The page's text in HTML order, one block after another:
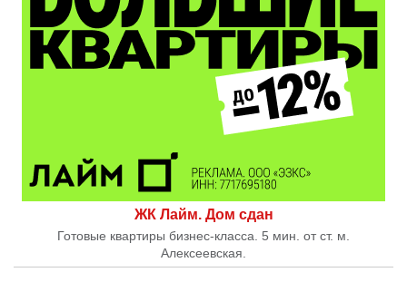
ЖК Лайм. Дом сдан
Готовые квартиры бизнес-класса. 5 мин. от ст. м.
Алексеевская.